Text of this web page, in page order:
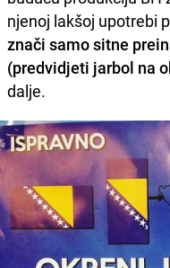
njenoj lakšoj upotrebi
znači samo sitne
(predvidjeti jarbol na
dalje.